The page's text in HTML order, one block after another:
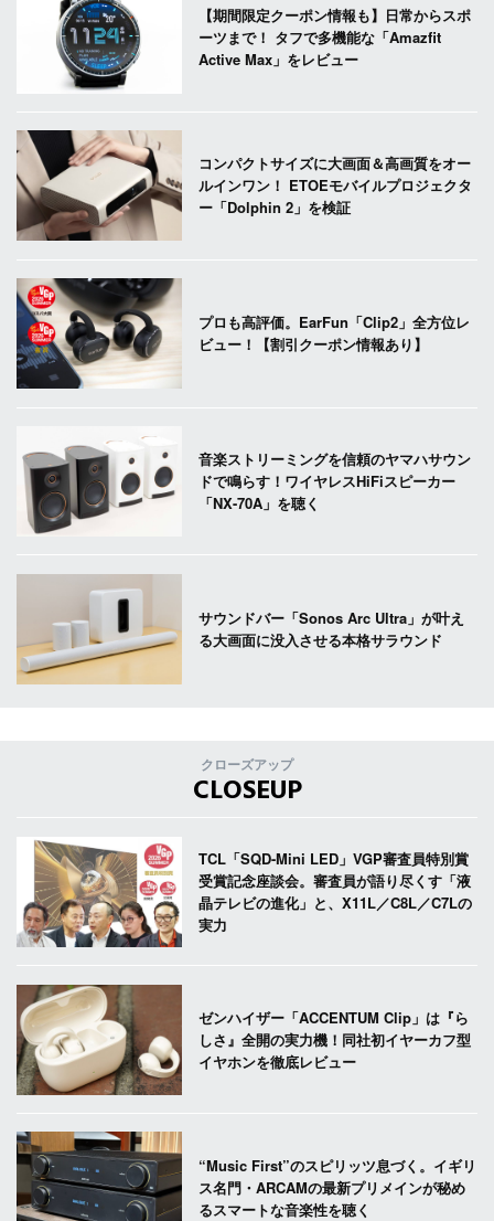
【期間限定クーポン情報も】日常からスポ
ーツまで！ タフで多機能な「Amazfit
Active Max」をレビュー
コンパクトサイズに大画面＆高画質をオー
ルインワン！ ETOEモバイルプロジェクタ
ー「Dolphin 2」を検証
プロも高評価。EarFun「Clip2」全方位レ
ビュー！【割引クーポン情報あり】
音楽ストリーミングを信頼のヤマハサウン
ドで鳴らす！ワイヤレスHiFiスピーカー
「NX-70A」を聴く
サウンドバー「Sonos Arc Ultra」が叶え
る大画面に没入させる本格サラウンド
クローズアップ
CLOSEUP
TCL「SQD-Mini LED」VGP審査員特別賞
受賞記念座談会。審査員が語り尽くす「液
晶テレビの進化」と、X11L／C8L／C7Lの
実力
ゼンハイザー「ACCENTUM Clip」は『ら
しさ』全開の実力機！同社初イヤーカフ型
イヤホンを徹底レビュー
“Music First”のスピリッツ息づく。イギリ
ス名門・ARCAMの最新プリメインが秘め
るスマートな音楽性を聴く